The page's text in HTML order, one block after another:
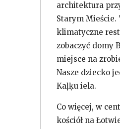
architektura
Starym
klimatyczne
zobaczyć domy
miejsce na
Nasze dziecko
Kaļķu iela.
Co więcej, w
kościół na